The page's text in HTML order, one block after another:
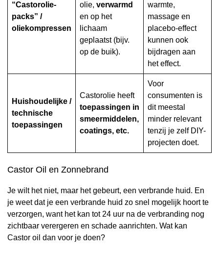
“Castorolie-
packs” /
oliekompressen
olie, verwarmd
en op het
lichaam
geplaatst (bijv.
op de buik).
warmte,
massage en
placebo-effect
kunnen ook
bijdragen aan
het effect.
Huishoudelijke /
technische
toepassingen
Castorolie heeft
toepassingen in
smeermiddelen,
coatings, etc.
Voor
consumenten is
dit meestal
minder relevant
tenzij je zelf DIY-
projecten doet.
Castor Oil en Zonnebrand
Je wilt het niet, maar het gebeurt, een verbrande huid. En
je weet dat je een verbrande huid zo snel mogelijk hoort te
verzorgen, want het kan tot 24 uur na de verbranding nog
zichtbaar verergeren en schade aanrichten. Wat kan
Castor oil dan voor je doen?